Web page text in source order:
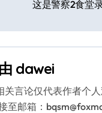
这是警察2食堂
dawei
言论仅代表作者个
邮箱：